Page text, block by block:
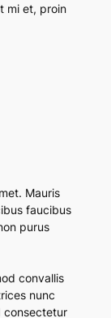
mi et, proin
Mauris
faucibus
purus
convallis
nunc
consectetur